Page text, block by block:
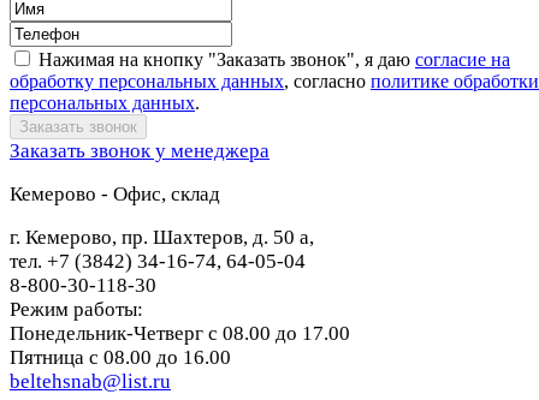
Нажимая на кнопку "Заказать звонок", я даю согласие на
обработку персональных данных, согласно политике обработки
персональных данных.
Заказать звонок у менеджера
Кемерово - Офис, склад
г. Кемерово, пр. Шахтеров, д. 50 а,
тел. +7 (3842) 34-16-74, 64-05-04
8-800-30-118-30
Режим работы:
Понедельник-Четверг с 08.00 до 17.00
Пятница с 08.00 до 16.00
beltehsnab@list.ru